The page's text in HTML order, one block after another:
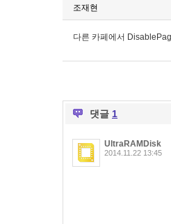
조재현
다른 카페에서
댓글 1
UltraRAMDisk
2014.11.22 13:45